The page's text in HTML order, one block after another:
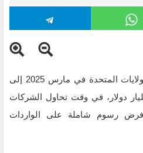
ارتفع عجز الميزان التجاري للولايات المتحدة في مارس 2025 إلى
قياسي قدره 140.5 مليار دولار، في وقت تحاول الشركات
رسوم شاملة على الواردات